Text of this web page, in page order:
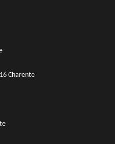
Charente